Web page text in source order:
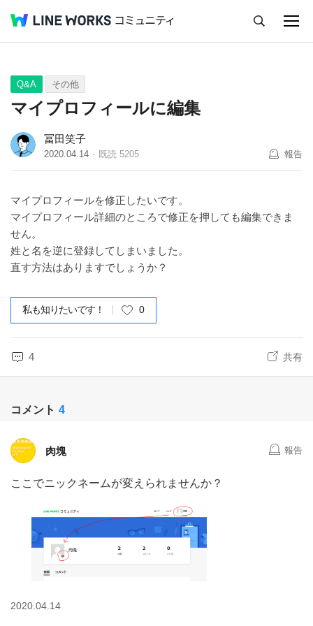
Q&A Tips Ideas
Q&A その他
マイプロフィールに編集
冨田笑子
2020.04.14 既読 5205 報告
マイプロフィールを修正したいです。
マイプロフィール詳細のところで修正を押しても編集できま
せん。
姓と名を逆に登録してしまいました。
直す方法はありますでしょうか？
私も知りたいです！ 0
4 共有
コメント 4
肉塊 報告
ここでニックネームが変えられませんか？
2020.04.14